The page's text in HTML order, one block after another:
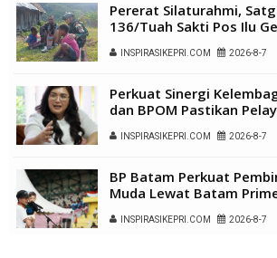
Pererat Silaturahmi,
136/Tuah Sakti Pos Ilu
Kampung Alukme
INSPIRASIKEPRI.COM 2026-8-7
Perkuat Sinergi
dan BPOM Pastikan
Ketersediaan Obat Aman
INSPIRASIKEPRI.COM 2026-8-7
BP Batam Perkuat
Muda Lewat Batam
Grassroot Football
INSPIRASIKEPRI.COM 2026-8-7